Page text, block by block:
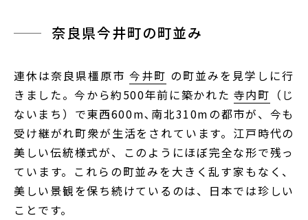
奈良県今井町の町並み
連休は奈良県橿原市今井町 の町並みを見学しに行
きました。今から約500年前に築かれた 寺内町 （じ
ないまち）で東西600m､南北310mの都市が、今も
受け継がれ町衆が生活をされています。江戸時代の
美しい伝統様式が、このようにほぼ完全な形で残っ
ています。これらの町並みを大きく乱す家もなく、
美しい景観を保ち続けているのは、日本では珍しい
ことです。